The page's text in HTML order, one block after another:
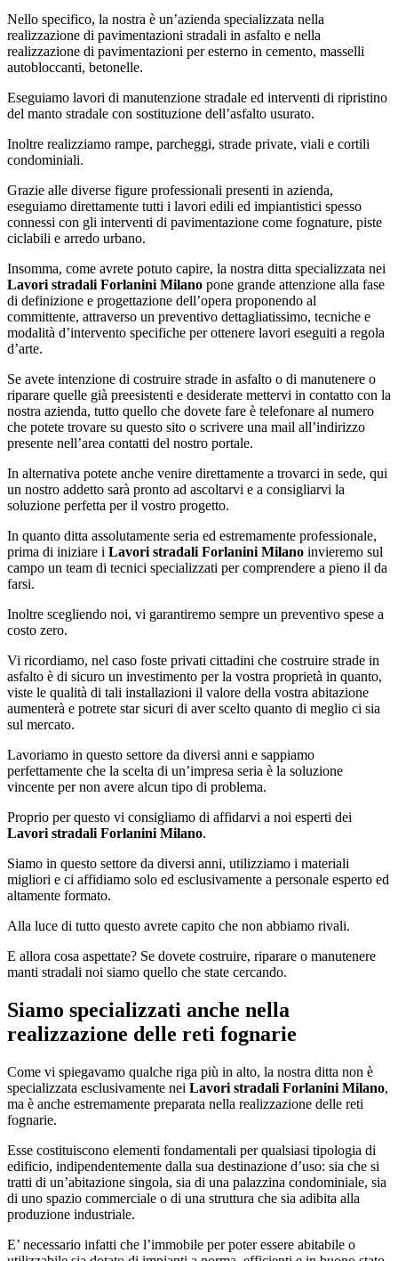
Nello specifico, la nostra è un’azienda specializzata nella
realizzazione di pavimentazioni stradali in asfalto e nella
realizzazione di pavimentazioni per esterno in cemento, masselli
autobloccanti, betonelle.
Eseguiamo lavori di manutenzione stradale ed interventi di ripristino
del manto stradale con sostituzione dell’asfalto usurato.
Inoltre realizziamo rampe, parcheggi, strade private, viali e cortili
condominiali.
Grazie alle diverse figure professionali presenti in azienda,
eseguiamo direttamente tutti i lavori edili ed impiantistici spesso
connessi con gli interventi di pavimentazione come fognature, piste
ciclabili e arredo urbano.
Insomma, come avrete potuto capire, la nostra ditta specializzata nei
Lavori stradali Forlanini Milano pone grande attenzione alla fase
di definizione e progettazione dell’opera proponendo al
committente, attraverso un preventivo dettagliatissimo, tecniche e
modalità d’intervento specifiche per ottenere lavori eseguiti a regola
d’arte.
Se avete intenzione di costruire strade in asfalto o di manutenere o
riparare quelle già preesistenti e desiderate mettervi in contatto con la
nostra azienda, tutto quello che dovete fare è telefonare al numero
che potete trovare su questo sito o scrivere una mail all’indirizzo
presente nell’area contatti del nostro portale.
In alternativa potete anche venire direttamente a trovarci in sede, qui
un nostro addetto sarà pronto ad ascoltarvi e a consigliarvi la
soluzione perfetta per il vostro progetto.
In quanto ditta assolutamente seria ed estremamente professionale,
prima di iniziare i Lavori stradali Forlanini Milano invieremo sul
campo un team di tecnici specializzati per comprendere a pieno il da
farsi.
Inoltre scegliendo noi, vi garantiremo sempre un preventivo spese a
costo zero.
Vi ricordiamo, nel caso foste privati cittadini che costruire strade in
asfalto è di sicuro un investimento per la vostra proprietà in quanto,
viste le qualità di tali installazioni il valore della vostra abitazione
aumenterà e potrete star sicuri di aver scelto quanto di meglio ci sia
sul mercato.
Lavoriamo in questo settore da diversi anni e sappiamo
perfettamente che la scelta di un’impresa seria è la soluzione
vincente per non avere alcun tipo di problema.
Proprio per questo vi consigliamo di affidarvi a noi esperti dei
Lavori stradali Forlanini Milano.
Siamo in questo settore da diversi anni, utilizziamo i materiali
migliori e ci affidiamo solo ed esclusivamente a personale esperto ed
altamente formato.
Alla luce di tutto questo avrete capito che non abbiamo rivali.
E allora cosa aspettate? Se dovete costruire, riparare o manutenere
manti stradali noi siamo quello che state cercando.
Siamo specializzati anche nella
realizzazione delle reti fognarie
Come vi spiegavamo qualche riga più in alto, la nostra ditta non è
specializzata esclusivamente nei Lavori stradali Forlanini Milano,
ma è anche estremamente preparata nella realizzazione delle reti
fognarie.
Esse costituiscono elementi fondamentali per qualsiasi tipologia di
edificio, indipendentemente dalla sua destinazione d’uso: sia che si
tratti di un’abitazione singola, sia di una palazzina condominiale, sia
di uno spazio commerciale o di una struttura che sia adibita alla
produzione industriale.
E’ necessario infatti che l’immobile per poter essere abitabile o